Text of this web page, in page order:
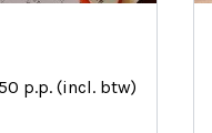
p.p. (incl. btw)